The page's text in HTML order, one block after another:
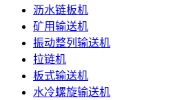
沥水链板机
矿用输送机
振动整列输送机
拉链机
板式输送机
水冷螺旋输送机